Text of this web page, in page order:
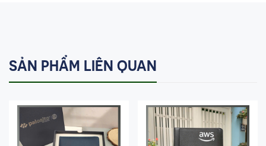
SẢN PHẨM LIÊN QUAN